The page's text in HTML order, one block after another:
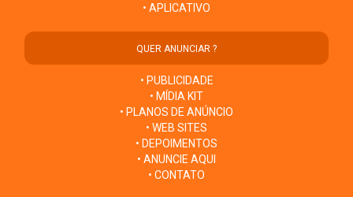
• APLICATIVO
QUER ANUNCIAR ?
• PUBLICIDADE
• MÍDIA KIT
• PLANOS DE ANÚNCIO
• WEB SITES
• DEPOIMENTOS
• ANUNCIE AQUI
• CONTATO